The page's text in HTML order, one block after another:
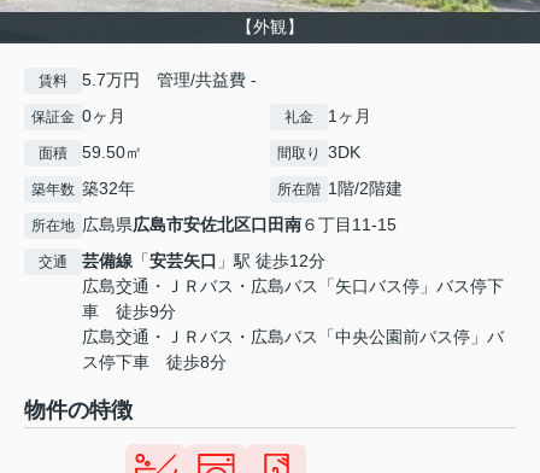
【外観】
賃料 5.7万円 管理/共益費 -
保証金 0ヶ月 礼金 1ヶ月
面積 59.50㎡ 間取り 3DK
築年数 築32年 所在階 1階/2階建
所在地 広島県広島市安佐北区口田南６丁目11-15
交通 芸備線 「安芸矢口 」駅 徒歩12分
広島交通・ＪＲバス・広島バス「矢口バス停」バス停下
車 徒歩9分
広島交通・ＪＲバス・広島バス「中央公園前バス停」バ
ス停下車 徒歩8分
物件の特徴